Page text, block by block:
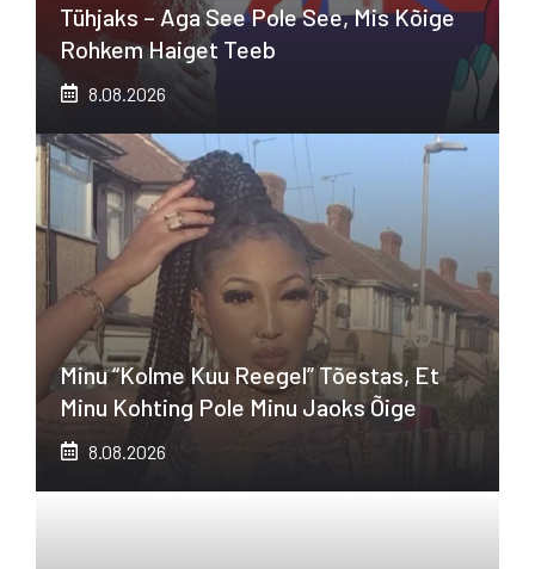
Tühjaks – Aga See Pole See, Mis Kõige
Rohkem Haiget Teeb
8.08.2026
Minu “kolme Kuu Reegel” Tõestas, Et
Minu Kohting Pole Minu Jaoks Õige
8.08.2026